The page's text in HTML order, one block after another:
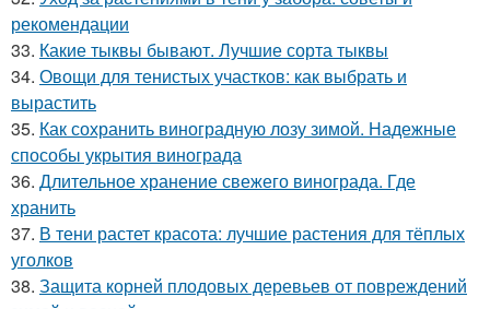
рекомендации
33. Какие тыквы бывают. Лучшие сорта тыквы
34. Овощи для тенистых участков: как выбрать и
вырастить
35. Как сохранить виноградную лозу зимой. Надежные
способы укрытия винограда
36. Длительное хранение свежего винограда. Где
хранить
37. В тени растет красота: лучшие растения для тёплых
уголков
38. Защита корней плодовых деревьев от повреждений